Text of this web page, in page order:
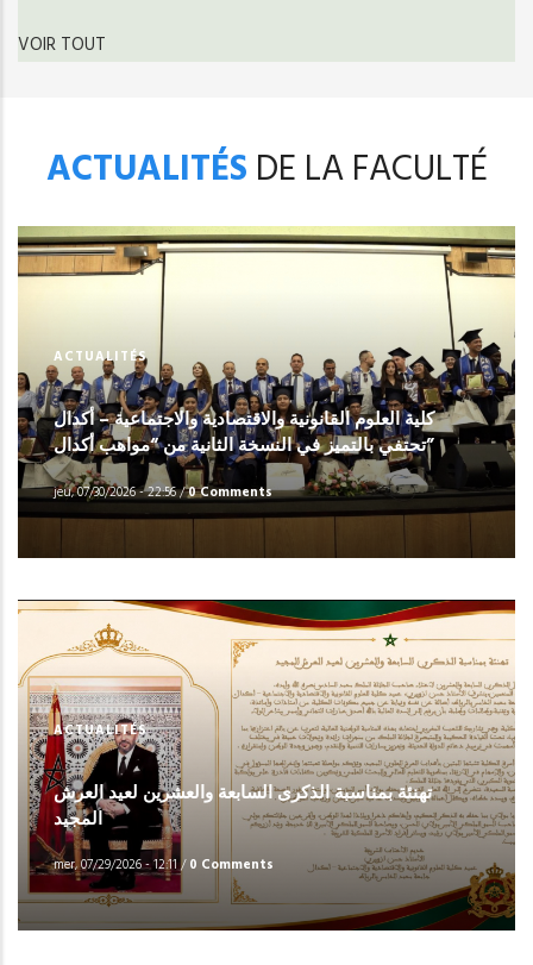
VOIR TOUT
ACTUALITÉS DE LA FACULTÉ
ACTUALITÉS
كلية العلوم القانونية والاقتصادية والاجتماعية – أكدال
تحتفي بالتميز في النسخة الثانية من “مواهب أكدال”
jeu, 07/30/2026 - 22:56/0 Comments
ACTUALITÉS
تهنئة بمناسبة الذكرى السابعة والعشرين لعيد العرش
المجيد
mer, 07/29/2026 - 12:11/0 Comments